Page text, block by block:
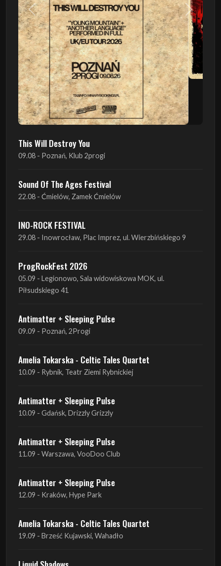
This Will Destroy You
09.08 - Poznań, Klub 2progi
Sound Of The Ages Festival
22.08 - Ćmielów, Zamek Ćmielów
INO-ROCK FESTIVAL
29.08 - Inowrocław, Plac Imprez, ul. Wierzbińskiego 9
ProgRockFest 2026
Antimatter + Sleeping Pulse
09.09 - Poznań, 2Progi
Amelia Tokarska - Celtic Tales Quartet
10.09 - Rybnik, Teatr Ziemi Rybnickiej
Antimatter + Sleeping Pulse
Antimatter + Sleeping Pulse
11.09 - Warszawa, VooDoo Club
Antimatter + Sleeping Pulse
12.09 - Kraków, Hype Park
Amelia Tokarska - Celtic Tales Quartet
19.09 - Brześć Kujawski, Wahadło
Liquid Shadows
19.09 - Kościan, Kościańskim Ośrodku Kultury
Amelia Tokarska - Celtic Tales Quartet